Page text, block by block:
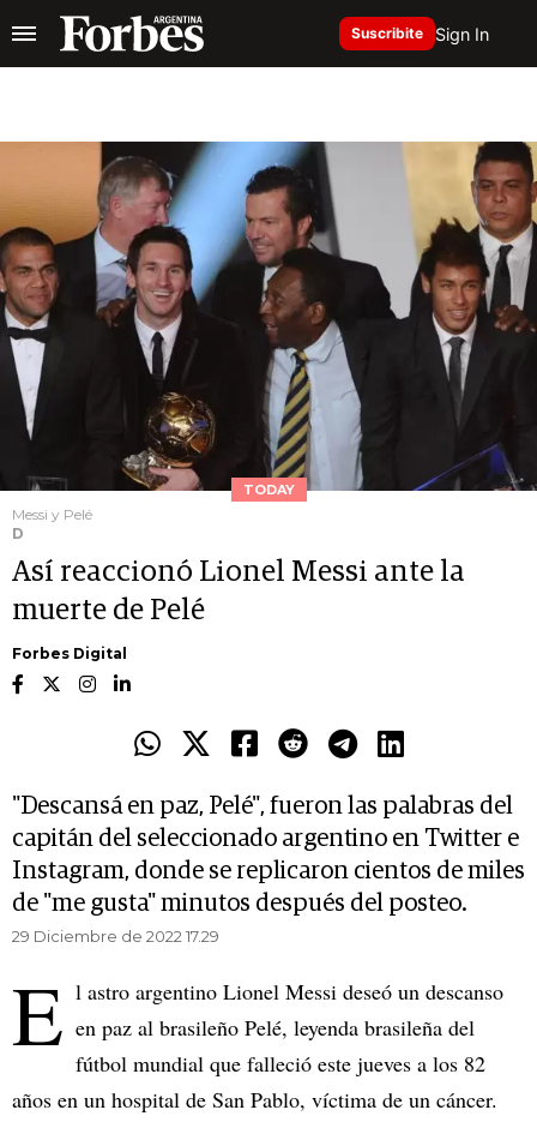
Suscribite Sign In
TODAY
Messi y Pelé
D
Así reaccionó Lionel Messi ante la
muerte de Pelé
Forbes Digital
"Descansá en paz, Pelé", fueron las palabras del
capitán del seleccionado argentino en Twitter e
Instagram, donde se replicaron cientos de miles
de "me gusta" minutos después del posteo.
29 Diciembre de 2022 17.29
E l astro argentino Lionel Messi deseó un descanso
en paz al brasileño Pelé, leyenda brasileña del
fútbol mundial que falleció este jueves a los 82
años en un hospital de San Pablo, víctima de un cáncer.